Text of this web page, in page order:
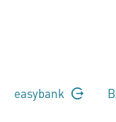
easybank